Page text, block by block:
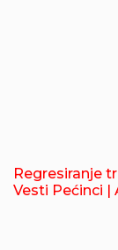
Regresiranje
Vesti Pećinci |